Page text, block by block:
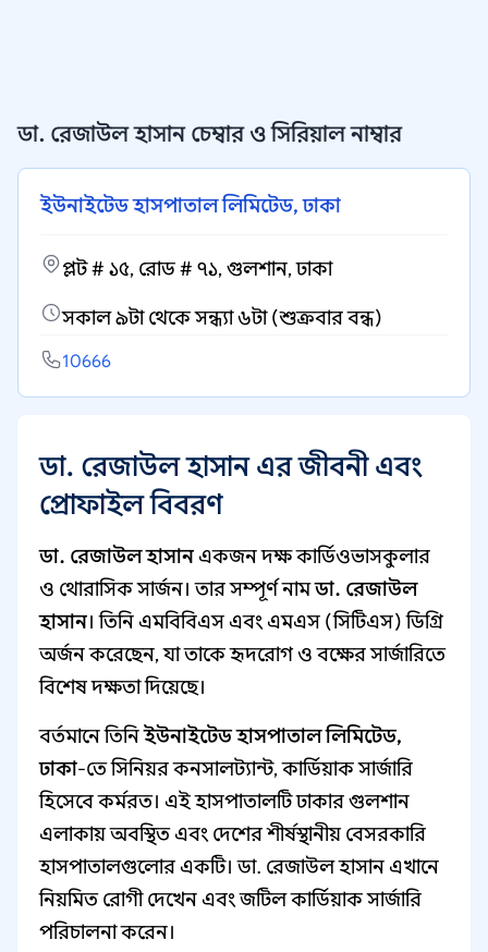
ডা. রেজাউল হাসান চেম্বার ও সিরিয়াল নাম্বার
ইউনাইটেড হাসপাতাল লিমিটেড, ঢাকা
প্লট # ১৫, রোড # ৭১, গুলশান, ঢাকা
সকাল ৯টা থেকে সন্ধ্যা ৬টা (শুক্রবার বন্ধ)
10666
ডা. রেজাউল হাসান এর জীবনী এবং
প্রোফাইল বিবরণ
ডা. রেজাউল হাসান একজন দক্ষ কার্ডিওভাসকুলার
ও থোরাসিক সার্জন। তার সম্পূর্ণ নামডা. রেজাউল
হাসান। তিনি এমবিবিএস এবং এমএস (সিটিএস) ডিগ্রি
অর্জন করেছেন, যা তাকে হৃদরোগ ও বক্ষের সার্জারিতে
বিশেষ দক্ষতা দিয়েছে।
বর্তমানে তিনিইউনাইটেড হাসপাতাল লিমিটেড,
ঢাকা-তে সিনিয়র কনসালট্যান্ট, কার্ডিয়াক সার্জারি
হিসেবে কর্মরত। এই হাসপাতালটি ঢাকার গুলশান
এলাকায় অবস্থিত এবং দেশের শীর্ষস্থানীয় বেসরকারি
হাসপাতালগুলোর একটি। ডা. রেজাউল হাসান এখানে
নিয়মিত রোগী দেখেন এবং জটিল কার্ডিয়াক সার্জারি
পরিচালনা করেন।